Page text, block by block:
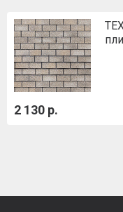
2 130 р.